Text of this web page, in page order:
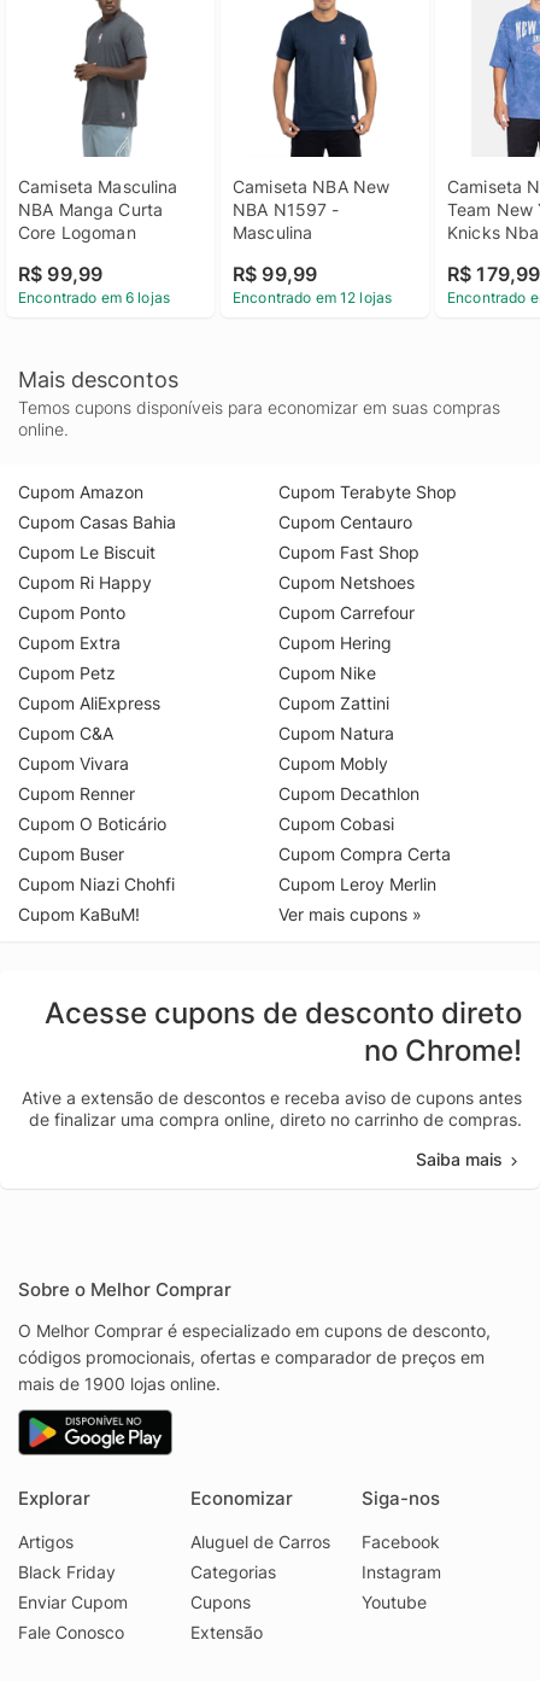
Camiseta Masculina
NBA Manga Curta
Core Logoman
R$ 99,99
Encontrado em 6 lojas
Camiseta NBA New
NBA N1597 -
Masculina
R$ 99,99
Encontrado em 12 lojas
Camiseta
Team New
Knicks
R$ 179,99
Encontrado
Mais descontos
Temos cupons disponíveis para economizar em suas compras
online.
Cupom Amazon
Cupom Casas Bahia
Cupom Le Biscuit
Cupom Ri Happy
Cupom Ponto
Cupom Extra
Cupom Petz
Cupom AliExpress
Cupom C&A
Cupom Vivara
Cupom Renner
Cupom O Boticário
Cupom Buser
Cupom Niazi Chohfi
Cupom KaBuM!
Cupom Terabyte Shop
Cupom Centauro
Cupom Fast Shop
Cupom Netshoes
Cupom Carrefour
Cupom Hering
Cupom Nike
Cupom Zattini
Cupom Natura
Cupom Mobly
Cupom Decathlon
Cupom Cobasi
Cupom Compra Certa
Cupom Leroy Merlin
Ver mais cupons »
Acesse cupons de desconto direto
no Chrome!
Ative a extensão de descontos e receba aviso de cupons antes
de finalizar uma compra online, direto no carrinho de compras.
Saiba mais
Sobre o Melhor Comprar
O Melhor Comprar é especializado em cupons de desconto,
códigos promocionais, ofertas e comparador de preços em
mais de 1900 lojas online.
Explorar
Artigos
Black Friday
Enviar Cupom
Fale Conosco
Economizar
Aluguel de Carros
Categorias
Cupons
Extensão
Siga-nos
Facebook
Instagram
Youtube